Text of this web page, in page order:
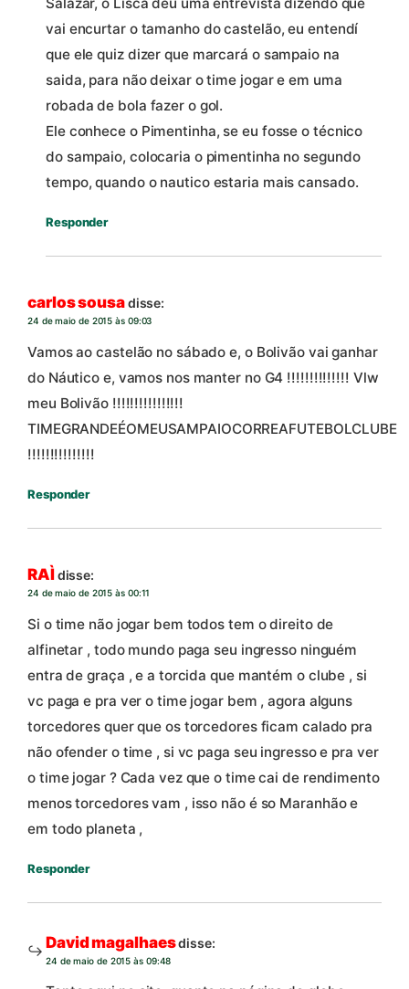
vai encurtar o tamanho do castelão, eu entendí
que ele quiz dizer que marcará o sampaio na
saida, para não deixar o time jogar e em uma
robada de bola fazer o gol.
Ele conhece o Pimentinha, se eu fosse o técnico
do sampaio, colocaria o pimentinha no segundo
tempo, quando o nautico estaria mais cansado.
Responder
carlos sousadisse:
24 de maio de 2015 às 09:03
Vamos ao castelão no sábado e, o Bolivão vai ganhar
do Náutico e, vamos nos manter no G4 !!!!!!!!!!!!!! Vlw
meu Bolivão !!!!!!!!!!!!!!!!
TIMEGRANDEÉOMEUSAMPAIOCORREAFUTEBOLCLUBE
!!!!!!!!!!!!!!!
Responder
RAÌdisse:
24 de maio de 2015 às 00:11
Si o time não jogar bem todos tem o direito de
alfinetar , todo mundo paga seu ingresso ninguém
entra de graça , e a torcida que mantém o clube , si
vc paga e pra ver o time jogar bem , agora alguns
torcedores quer que os torcedores ficam calado pra
não ofender o time , si vc paga seu ingresso e pra ver
o time jogar ? Cada vez que o time cai de rendimento
menos torcedores vam , isso não é so Maranhão e
em todo planeta ,
Responder
David magalhaesdisse:
24 de maio de 2015 às 09:48